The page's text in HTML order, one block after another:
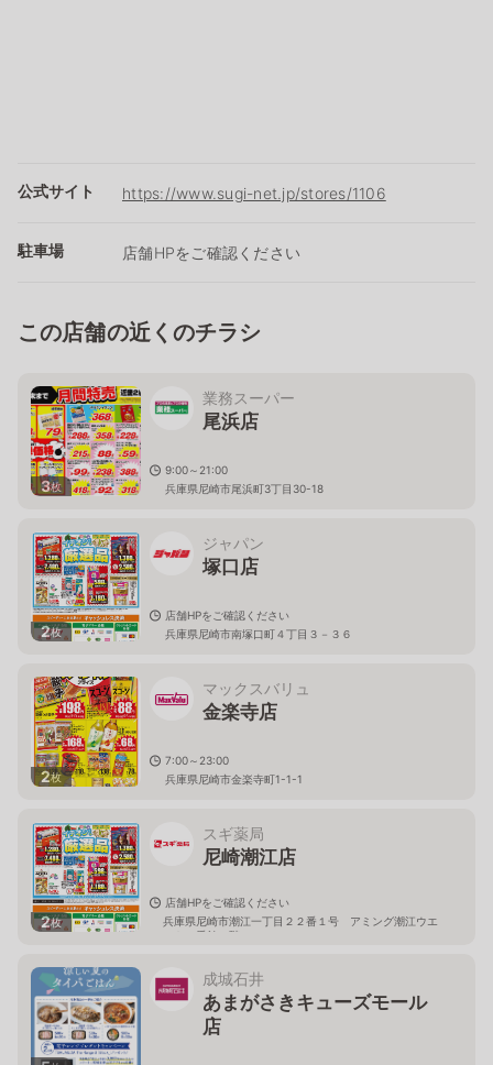
公式サイト https://www.sugi-net.jp/stores/1106
駐車場 店舗HPをご確認ください
この店舗の近くのチラシ
3枚
業務スーパー
尾浜店
9:00～21:00
兵庫県尼崎市尾浜町3丁目30-18
2枚
ジャパン
塚口店
店舗HPをご確認ください
兵庫県尼崎市南塚口町４丁目３－３６
2枚
マックスバリュ
金楽寺店
7:00～23:00
兵庫県尼崎市金楽寺町1-1-1
2枚
スギ薬局
尼崎潮江店
店舗HPをご確認ください
兵庫県尼崎市潮江一丁目２２番１号 アミング潮江ウエ
スト１番館１階
成城石井
あまがさきキューズモール
店